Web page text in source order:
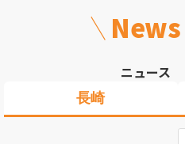
News
ニュース
長崎